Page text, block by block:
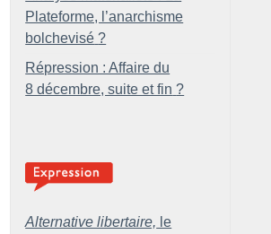
Plateforme, l’anarchisme
bolchevisé ?
Répression : Affaire du
8 décembre, suite et fin ?
Alternative libertaire, le